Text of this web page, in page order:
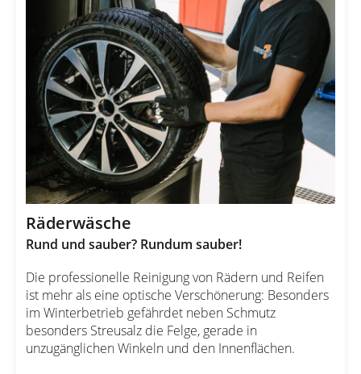
Räderwäsche
Rund und sauber? Rundum sauber!
Die professionelle Reinigung von Rädern und Reifen
ist mehr als eine optische Verschönerung: Besonders
im Winterbetrieb gefährdet neben Schmutz
besonders Streusalz die Felge, gerade in
unzugänglichen Winkeln und den Innenflächen.